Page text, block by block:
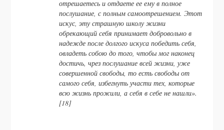
отрешаетесь и отдаете ее ему в полное
послушание, с полным самоотрешением. Этот
искус, эту страшную школу жизни
обрекающий себя принимает добровольно в
надежде после долгого искуса победить себя,
овладеть собою до того, чтобы мог наконец
достичь, чрез послушание всей жизни, уже
совершенной свободы, то есть свободы от
самого себя, избегнуть участи тех, которые
всю жизнь прожили, а себя в себе не нашли».
[18]